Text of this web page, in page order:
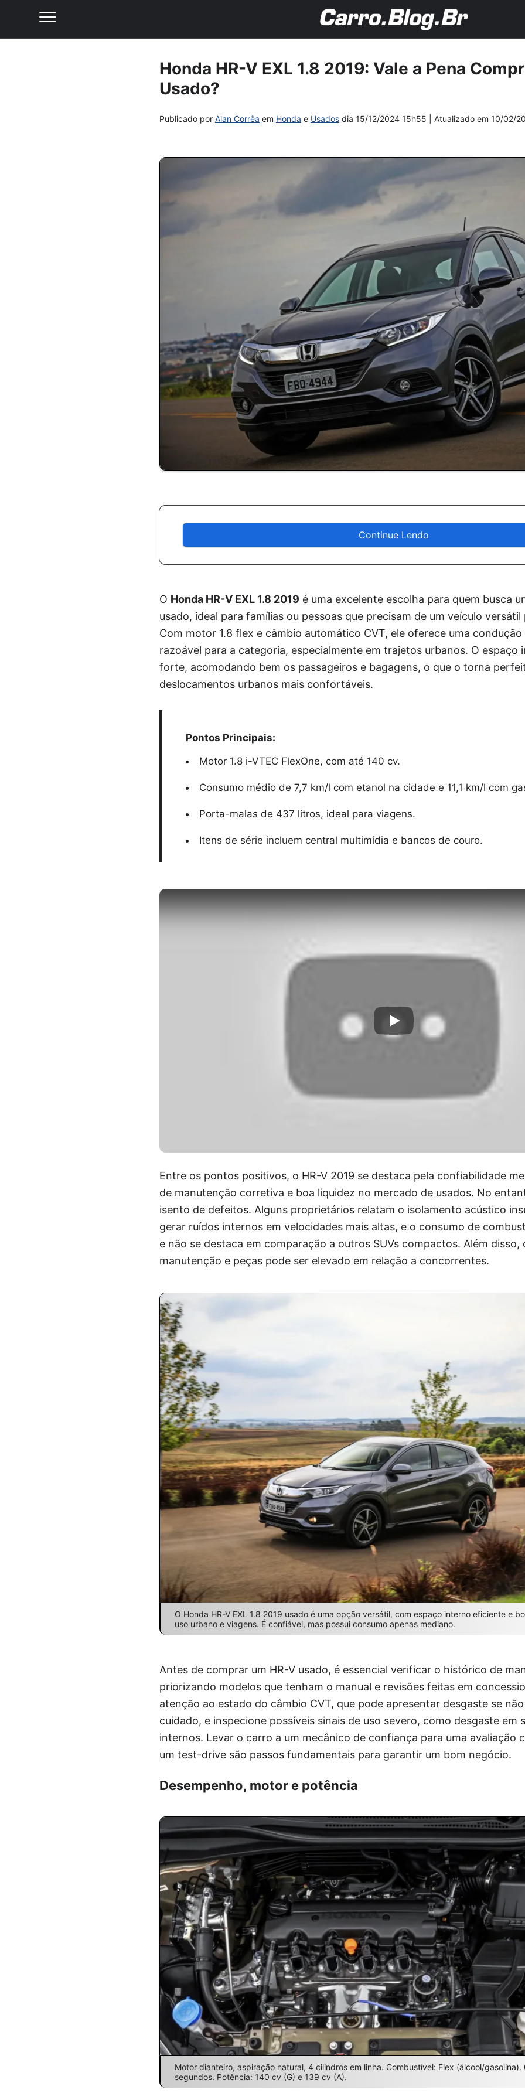
Honda HR-V EXL 1.8 2019: Vale a Pena
Usado?
Publicado por Alan Corrêa em Honda e Usados dia 15/12/2024 15h55 | Atualizado em 10/02/
Continue Lendo
O Honda HR-V EXL 1.8 2019 é uma excelente escolha para quem busca
usado, ideal para famílias ou pessoas que precisam de um veículo versátil
Com motor 1.8 flex e câmbio automático CVT, ele oferece uma condução
razoável para a categoria, especialmente em trajetos urbanos. O
forte, acomodando bem os passageiros e bagagens, o que o torna
deslocamentos urbanos mais confortáveis.
Pontos Principais:
Motor 1.8 i-VTEC FlexOne, com até 140 cv.
Consumo médio de 7,7 km/l com etanol na cidade e 11,1 km/l com
Porta-malas de 437 litros, ideal para viagens.
Itens de série incluem central multimídia e bancos de couro.
Entre os pontos positivos, o HR-V 2019 se destaca pela confiabilidade
de manutenção corretiva e boa liquidez no mercado de usados. No
isento de defeitos. Alguns proprietários relatam o isolamento acústico
gerar ruídos internos em velocidades mais altas, e o consumo de
e não se destaca em comparação a outros SUVs compactos. Além disso,
manutenção e peças pode ser elevado em relação a concorrentes.
O Honda HR-V EXL 1.8 2019 usado é uma opção versátil, com espaço interno eficiente e
uso urbano e viagens. É confiável, mas possui consumo apenas mediano.
Antes de comprar um HR-V usado, é essencial verificar o histórico de
priorizando modelos que tenham o manual e revisões feitas em
atenção ao estado do câmbio CVT, que pode apresentar desgaste se
cuidado, e inspecione possíveis sinais de uso severo, como desgaste em
internos. Levar o carro a um mecânico de confiança para uma avaliação
um test-drive são passos fundamentais para garantir um bom negócio.
Desempenho, motor e potência
Motor dianteiro, aspiração natural, 4 cilindros em linha. Combustível: Flex (álcool/gasolina).
segundos. Potência: 140 cv (G) e 139 cv (A).